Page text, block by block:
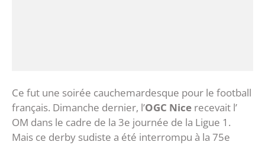
Ce fut une soirée cauchemardesque pour le football
français. Dimanche dernier, l’OGC Nice recevait l’
OM dans le cadre de la 3e journée de la Ligue 1.
Mais ce derby sudiste a été interrompu à la 75e